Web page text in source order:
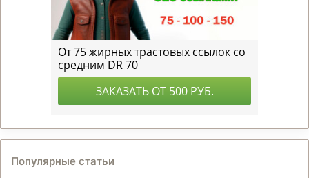
Популярные статьи